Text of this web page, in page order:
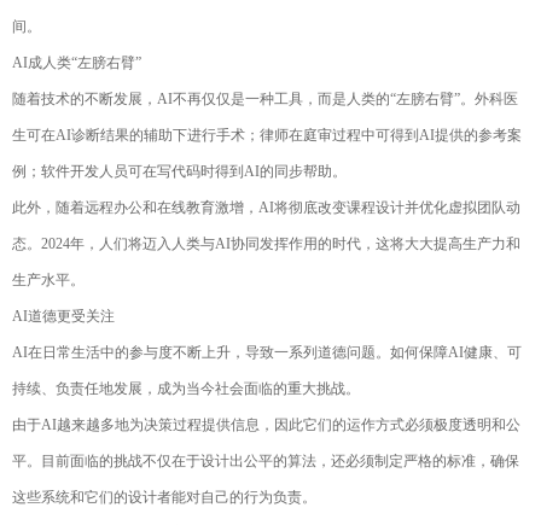
间。
AI成人类“左膀右臂”
随着技术的不断发展，AI不再仅仅是一种工具，而是人类的“左膀右臂”。外科医
生可在AI诊断结果的辅助下进行手术；律师在庭审过程中可得到AI提供的参考案
例；软件开发人员可在写代码时得到AI的同步帮助。
此外，随着远程办公和在线教育激增，AI将彻底改变课程设计并优化虚拟团队动
态。2024年，人们将迈入人类与AI协同发挥作用的时代，这将大大提高生产力和
生产水平。
AI道德更受关注
AI在日常生活中的参与度不断上升，导致一系列道德问题。如何保障AI健康、可
持续、负责任地发展，成为当今社会面临的重大挑战。
由于AI越来越多地为决策过程提供信息，因此它们的运作方式必须极度透明和公
平。目前面临的挑战不仅在于设计出公平的算法，还必须制定严格的标准，确保
这些系统和它们的设计者能对自己的行为负责。